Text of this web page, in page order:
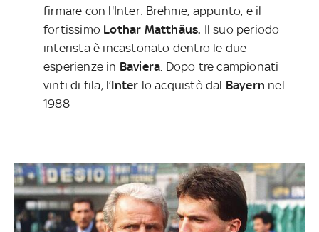
firmare con l'Inter: Brehme, appunto, e il
fortissimo Lothar Matthäus. Il suo periodo
interista è incastonato dentro le due
esperienze in Baviera . Dopo tre campionati
vinti di fila, l’Inter lo acquistò dal Bayern nel
1988